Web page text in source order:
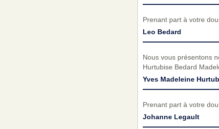
Prenant part à votre
Leo Bedard
Nous vous présentons
Hurtubise Bedard
Yves Madeleine
Prenant part à votre
Johanne Legault